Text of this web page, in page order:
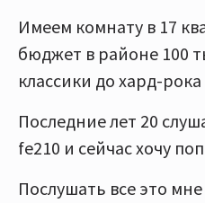
Имеем комнату в 17
бюджет в районе 100
классики до хард-
Последние лет 20
fe210 и сейчас хочу
Послушать все это мне